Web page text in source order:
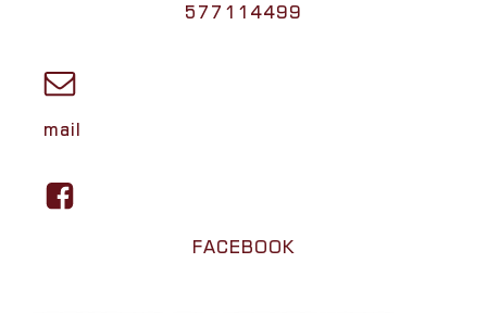
577114499
mail
FACEBOOK